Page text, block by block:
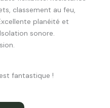
classement au feu,
planéité et
sonore.
fantastique !